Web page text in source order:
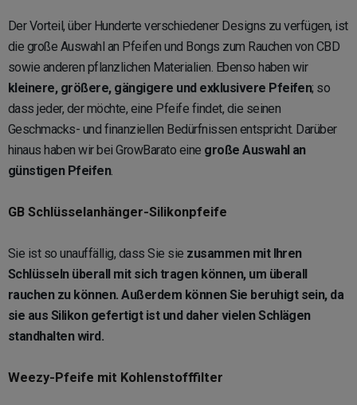
Der Vorteil, über Hunderte verschiedener Designs zu verfügen, ist
die große Auswahl an Pfeifen und Bongs zum Rauchen von CBD
sowie anderen pflanzlichen Materialien. Ebenso haben wir
kleinere, größere, gängigere und exklusivere Pfeifen; so
dass jeder, der möchte, eine Pfeife findet, die seinen
Geschmacks- und finanziellen Bedürfnissen entspricht. Darüber
hinaus haben wir bei GrowBarato eine große Auswahl an
günstigen Pfeifen.
GB Schlüsselanhänger-Silikonpfeife
Sie ist so unauffällig, dass Sie sie zusammen mit Ihren
Schlüsseln überall mit sich tragen können, um überall
rauchen zu können. Außerdem können Sie beruhigt sein, da
sie aus Silikon gefertigt ist und daher vielen Schlägen
standhalten wird.
Weezy-Pfeife mit Kohlenstofffilter